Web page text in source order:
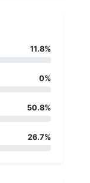
11.8%
0%
50.8%
26.7%